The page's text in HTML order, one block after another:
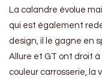
La calandre évolue
qui est également
design, il le gagne en
Allure et GT ont droit
couleur carrosserie, la